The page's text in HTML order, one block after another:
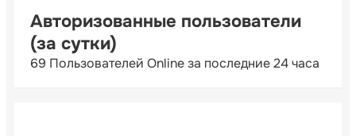
Авторизованные пользователи
(за сутки)
69 Пользователей Online за последние 24 часа